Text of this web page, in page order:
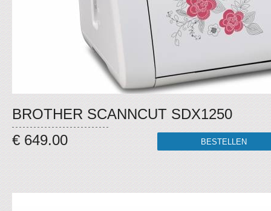
BROTHER SCANNCUT SDX1250
€ 649.00